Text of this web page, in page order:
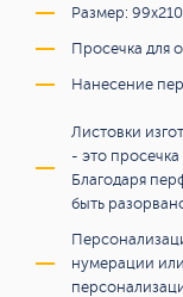
Размер:
Просечка для
Нанесение
Листовки
- это
Благодаря
быть
нумерации